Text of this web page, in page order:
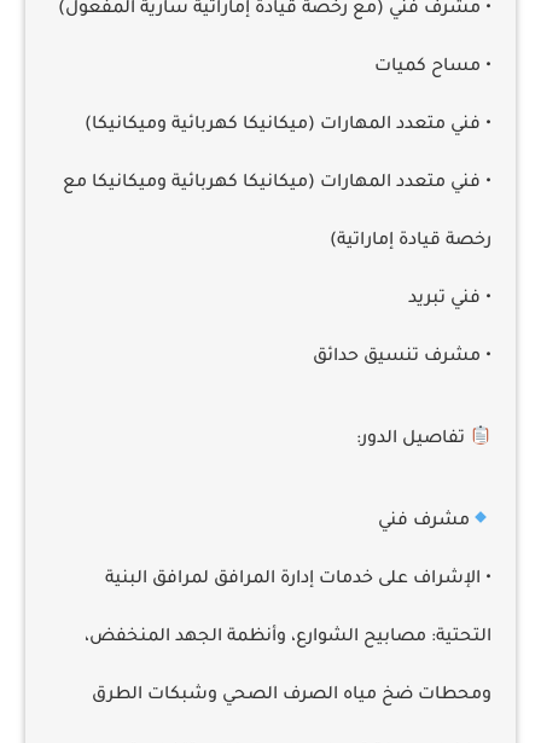
• مشرف فني (مع رخصة قيادة إماراتية سارية المفعول)
• مساح كميات
• فني متعدد المهارات (ميكانيكا كهربائية وميكانيكا)
• فني متعدد المهارات (ميكانيكا كهربائية وميكانيكا مع
رخصة قيادة إماراتية)
• فني تبريد
• مشرف تنسيق حدائق
تفاصيل الدور:
مشرف فني
• الإشراف على خدمات إدارة المرافق لمرافق البنية
التحتية: مصابيح الشوارع، وأنظمة الجهد المنخفض،
ومحطات ضخ مياه الصرف الصحي وشبكات الطرق